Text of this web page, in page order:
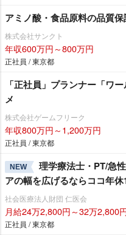
アミノ酸・食品原料の品質
株式会社サンクト
年収600万円～800万円
正社員 / 東京都
「正社員」プランナー「ワ
メ
株式会社ゲームフリーク
年収800万円～1,200万円
正社員 / 東京都
NEW
理学療法士・PT/急
アの幅を広げるならココ年
社会医療法人財団 仁医会
月給24万2,800円～32万2,800
正社員 / 東京都